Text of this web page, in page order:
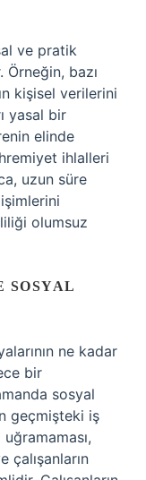
ve pratik
bazı
kişisel verilerini
yasal bir
elinde
ihlalleri
uzun süre
olumsuz
SOSYAL
ne kadar
bir
sosyal
geçmişteki iş
çalışanların